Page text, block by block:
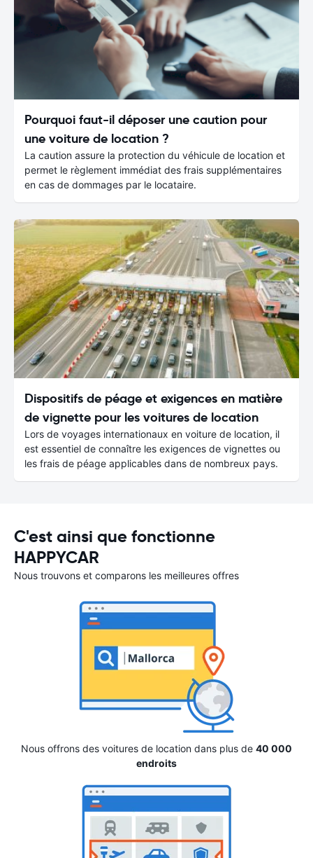
Pourquoi faut-il déposer une caution pour
une voiture de location ?
La caution assure la protection du véhicule de location et
permet le règlement immédiat des frais supplémentaires
en cas de dommages par le locataire.
Dispositifs de péage et exigences en matière
de vignette pour les voitures de location
Lors de voyages internationaux en voiture de location, il
est essentiel de connaître les exigences de vignettes ou
les frais de péage applicables dans de nombreux pays.
C'est ainsi que fonctionne
HAPPYCAR
Nous trouvons et comparons les meilleures offres
Nous offrons des voitures de location dans plus de 40 000
endroits